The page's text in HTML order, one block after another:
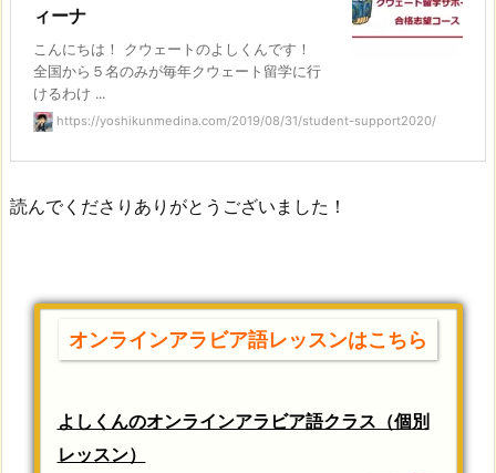
ィーナ
こんにちは！ クウェートのよしくんです！
全国から５名のみが毎年クウェート留学に行
けるわけ ...
https://yoshikunmedina.com/2019/08/31/student-support2020/
読んでくださりありがとうございました！
オンラインアラビア語レッスンはこちら
よしくんのオンラインアラビア語クラス（個別
レッスン）